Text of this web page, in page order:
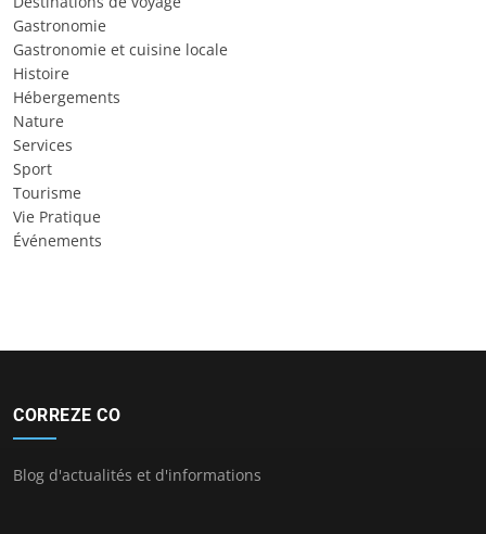
Gastronomie
Gastronomie et cuisine locale
Histoire
Hébergements
Nature
Services
Sport
Tourisme
Vie Pratique
Événements
CORREZE CO
Blog d'actualités et d'informations